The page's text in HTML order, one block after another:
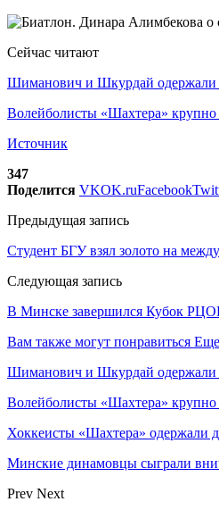
Сейчас читают
Шиманович и Шкурдай одержали
Волейболисты «Шахтера»
Источник
347
Поделится VKOK.ruFacebook
Предыдущая запись
Студент БГУ взял золото на
Следующая запись
В Минске завершился Кубок
Вам также могут понравиться Еще
Шиманович и Шкурдай одержали
Волейболисты «Шахтера» крупно
Хоккеисты «Шахтера» одержали
Минские динамовцы сыграли
Prev Next